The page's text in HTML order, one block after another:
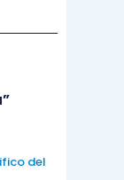
della
il
del